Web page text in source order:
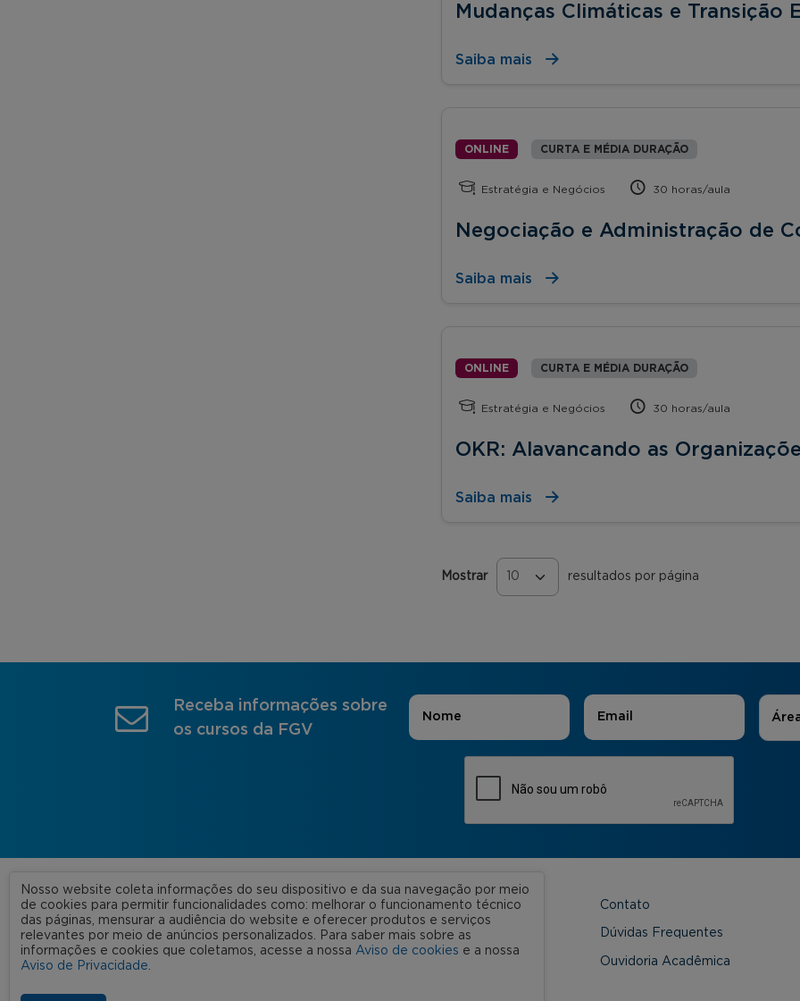
Mudanças Climáticas e Transição
Saiba mais
ONLINE CURTA E MÉDIA DURAÇÃO
Estratégia e Negócios 30 horas/aula
Negociação e Administração de
Saiba mais
ONLINE CURTA E MÉDIA DURAÇÃO
Estratégia e Negócios 30 horas/aula
OKR: Alavancando as
Saiba mais
Mostrar resultados por página
Páginas
Receba informações sobre
os cursos da FGV
Nome E-mail
FGV 2023 © Todos os direitos
reservados
A FGV Contato
Nossas Unidades Dúvidas Frequentes
Ouvidoria Acadêmica
Nosso website coleta informações do seu dispositivo e da sua navegação por meio
de cookies para permitir funcionalidades como: melhorar o funcionamento técnico
das páginas, mensurar a audiência do website e oferecer produtos e serviços
relevantes por meio de anúncios personalizados. Para saber mais sobre as
informações e cookies que coletamos, acesse a nossa Aviso de cookies e a nossa
Aviso de Privacidade.